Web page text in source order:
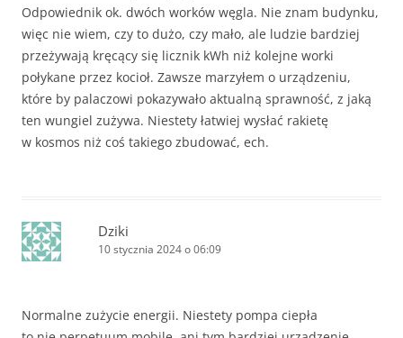
Odpowiednik ok. dwóch worków węgla. Nie znam budynku,
więc nie wiem, czy to dużo, czy mało, ale ludzie bardziej
przeżywają kręcący się licznik kWh niż kolejne worki
połykane przez kocioł. Zawsze marzyłem o urządzeniu,
które by palaczowi pokazywało aktualną sprawność, z jaką
ten wungiel zużywa. Niestety łatwiej wysłać rakietę
w kosmos niż coś takiego zbudować, ech.
Dziki
10 stycznia 2024 o 06:09
Normalne zużycie energii. Niestety pompa ciepła